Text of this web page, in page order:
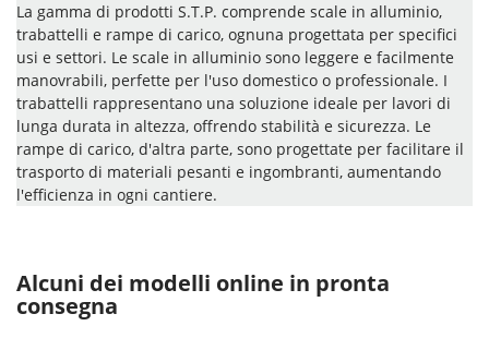
La gamma di prodotti S.T.P. comprende scale in alluminio,
trabattelli e rampe di carico, ognuna progettata per specifici
usi e settori. Le scale in alluminio sono leggere e facilmente
manovrabili, perfette per l'uso domestico o professionale. I
trabattelli rappresentano una soluzione ideale per lavori di
lunga durata in altezza, offrendo stabilità e sicurezza. Le
rampe di carico, d'altra parte, sono progettate per facilitare il
trasporto di materiali pesanti e ingombranti, aumentando
l'efficienza in ogni cantiere.
Alcuni dei modelli online in pronta
consegna